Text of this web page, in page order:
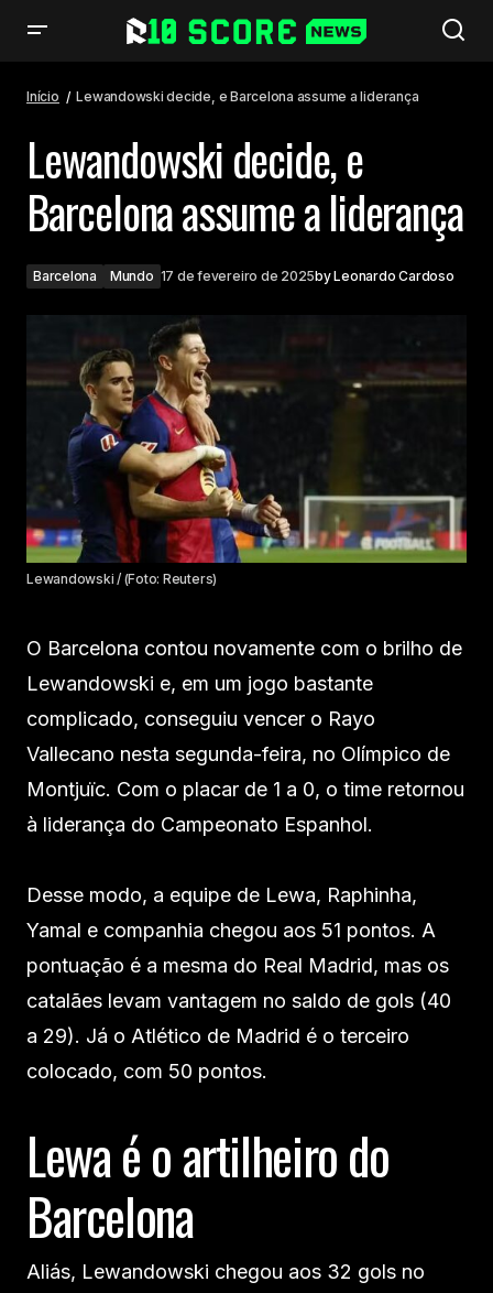
Início Lewandowski decide, e Barcelona assume a liderança
Lewandowski decide, e
Barcelona assume a liderança
Barcelona Mundo 17 de fevereiro de 2025byLeonardo Cardoso
Lewandowski / (Foto: Reuters)
O Barcelona contou novamente com o brilho de
Lewandowski e, em um jogo bastante
complicado, conseguiu vencer o Rayo
Vallecano nesta segunda-feira, no Olímpico de
Montjuïc. Com o placar de 1 a 0, o time retornou
à liderança do Campeonato Espanhol.
Desse modo, a equipe de Lewa, Raphinha,
Yamal e companhia chegou aos 51 pontos. A
pontuação é a mesma do Real Madrid, mas os
catalães levam vantagem no saldo de gols (40
a 29). Já o Atlético de Madrid é o terceiro
colocado, com 50 pontos.
Lewa é o artilheiro do
Barcelona
Aliás, Lewandowski chegou aos 32 gols no